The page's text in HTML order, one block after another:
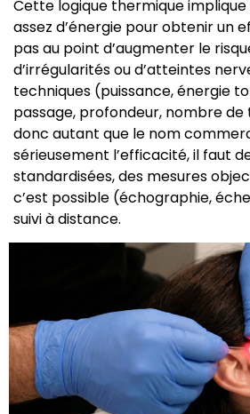
Cette logique thermique
assez d’énergie pour obtenir un
pas au point d’augmenter le
d’irrégularités ou d’atteintes
techniques (puissance, énergie
passage, profondeur, nombre
donc autant que le nom
sérieusement l’efficacité, il faut
standardisées, des mesures
c’est possible (échographie,
suivi à distance.